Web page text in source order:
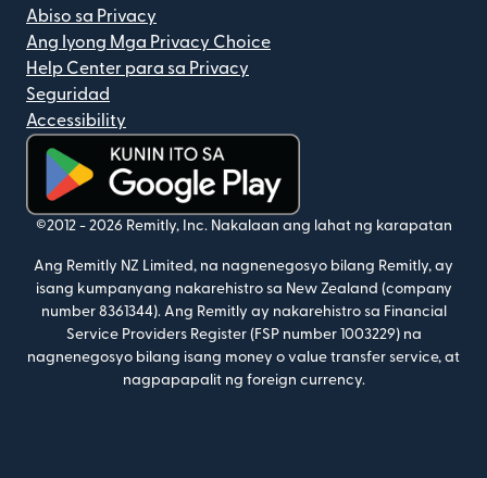
Abiso sa Privacy
Ang Iyong Mga Privacy Choice
Help Center para sa Privacy
Seguridad
Accessibility
(bubukas sa bagong window)
©2012 - 2026 Remitly, Inc. Nakalaan ang lahat ng karapatan
Ang Remitly NZ Limited, na nagnenegosyo bilang Remitly, ay
isang kumpanyang nakarehistro sa New Zealand (company
number 8361344). Ang Remitly ay nakarehistro sa Financial
Service Providers Register (FSP number 1003229) na
nagnenegosyo bilang isang money o value transfer service, at
nagpapapalit ng foreign currency.